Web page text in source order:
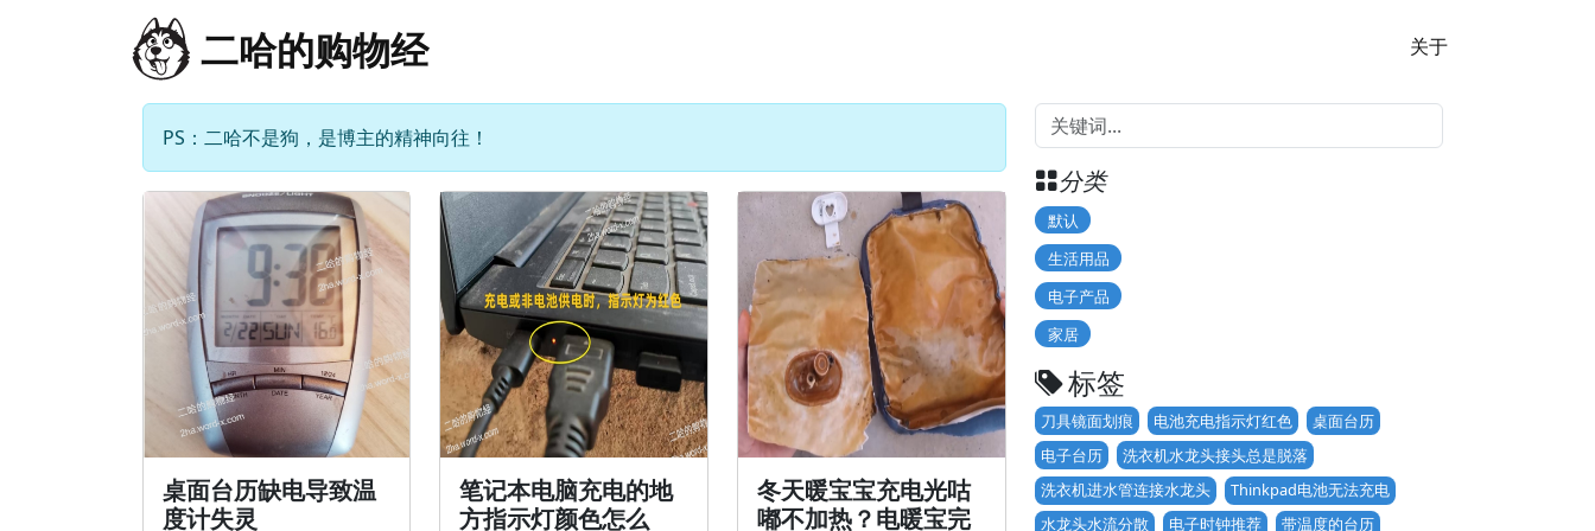
二哈的购物经 关于
PS：二哈不是狗，是博主的精神向往！
桌面台历缺电导致温
度计失灵
笔记本电脑充电的地
方指示灯颜色怎么
冬天暖宝宝充电光咕
嘟不加热？电暖宝完
分类
默认
生活用品
电子产品
家居
标签
刀具镜面划痕 电池充电指示灯红色
桌面台历
电子台历
洗衣机水龙头接头总是脱落
洗衣机进水管连接水龙头
Thinkpad电池无法充电
水龙头水流分散
电子时钟推荐 带温度的台历